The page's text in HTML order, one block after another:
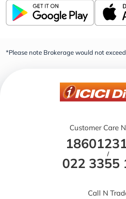
*Please note Brokerage would not
Customer Care
/
022 3355
Call N